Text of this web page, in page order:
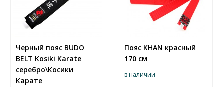
Черный пояс BUDO
BELT Kosiki Karate
серебро\Косики
Карате
Пояс KHAN красный
170 см
в наличии